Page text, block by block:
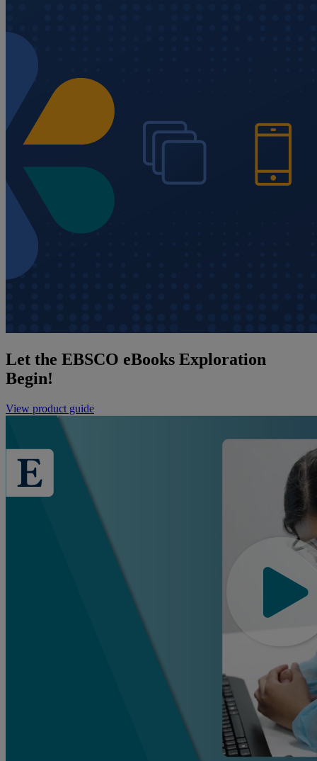
Let the EBSCO eBooks Exploration
Begin!
View product guide